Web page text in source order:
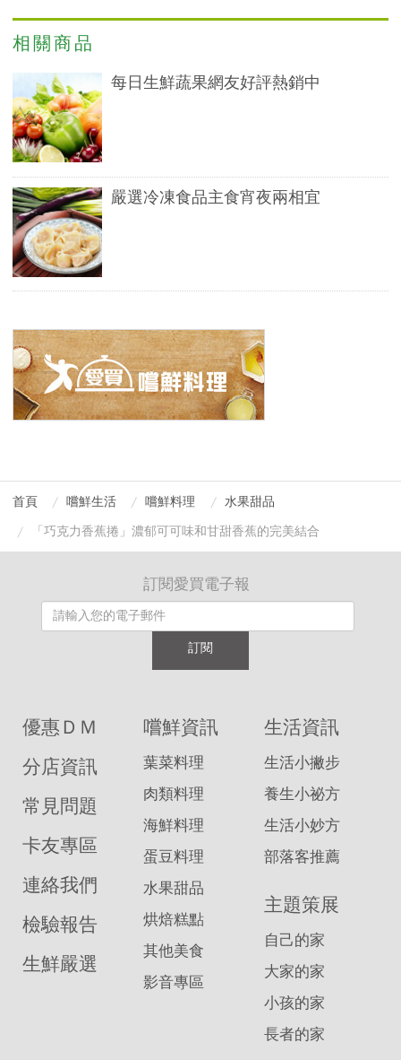
相關商品
每日生鮮蔬果網友好評熱銷中
嚴選冷凍食品主食宵夜兩相宜
首頁 嚐鮮生活 嚐鮮料理
水果甜品
「巧克力香蕉捲」濃郁可可味和甘甜香蕉的完美結合
訂閱愛買電子報
訂閱
優惠ＤＭ
分店資訊
常見問題
卡友專區
連絡我們
檢驗報告
生鮮嚴選
嚐鮮資訊
葉菜料理
肉類料理
海鮮料理
蛋豆料理
水果甜品
烘焙糕點
其他美食
影音專區
生活資訊
生活小撇步
養生小祕方
生活小妙方
部落客推薦
主題策展
自己的家
大家的家
小孩的家
長者的家